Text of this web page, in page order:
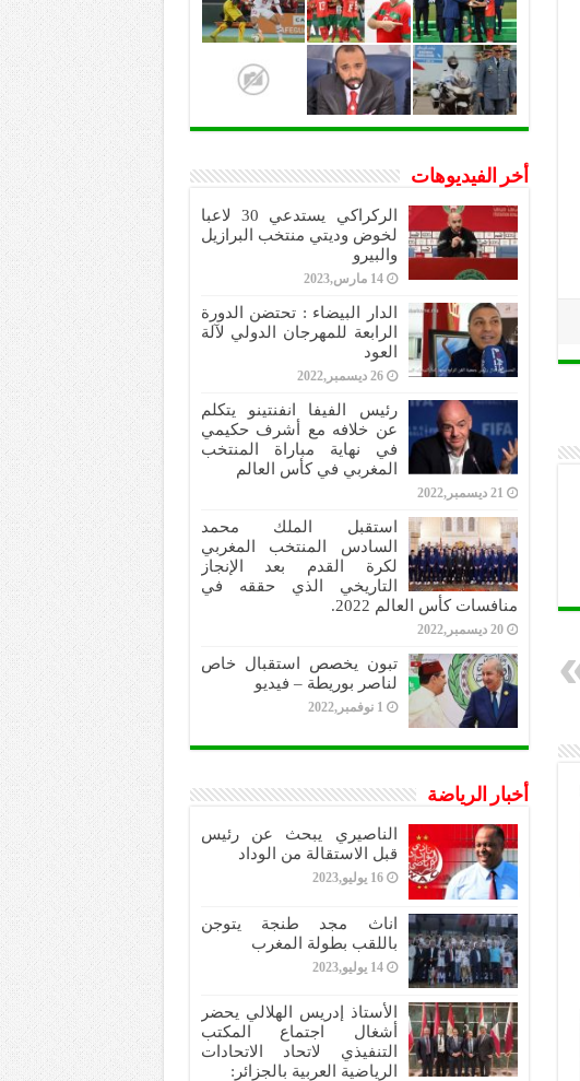
أخر الفيديوهات
الركراكي يستدعي 30 لاعبا
لخوض وديتي منتخب البرازيل
والبيرو
14 مارس,2023
الدار البيضاء : تحتضن الدورة
الرابعة للمهرجان الدولي لآلة
العود
26 ديسمبر,2022
رئيس الفيفا انفنتينو يتكلم
عن خلافه مع أشرف حكيمي
في نهاية مباراة المنتخب
المغربي في كأس العالم
21 ديسمبر,2022
استقبل الملك محمد
السادس المنتخب المغربي
لكرة القدم بعد الإنجاز
التاريخي الذي حققه في
منافسات كأس العالم 2022.
20 ديسمبر,2022
تبون يخصص استقبال خاص
لناصر بوريطة – فيديو
1 نوفمبر,2022
أخبار الرياضة
الناصيري يبحث عن رئيس
قبل الاستقالة من الوداد
16 يوليو,2023
اناث مجد طنجة يتوجن
باللقب بطولة المغرب
14 يوليو,2023
الأستاذ إدريس الهلالي يحضر
أشغال اجتماع المكتب
التنفيذي لاتحاد الاتحادات
الرياضية العربية بالجزائر: